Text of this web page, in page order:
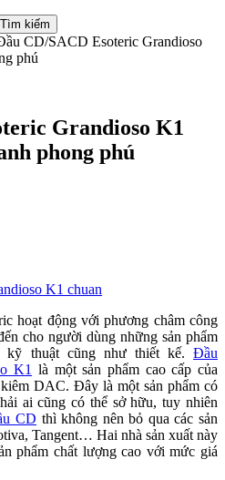
CD/SACD Esoteric Grandioso
phú
Grandioso K1
phong phú
hoạt động với phương châm công
cho người dùng những sản phẩm
kỹ thuật cũng như thiết kế. Đầu
K1 là một sản phẩm cao cấp của
DAC. Đây là một sản phẩm có
ai cũng có thể sở hữu, tuy nhiên
CD thì không nên bỏ qua các sản
Tangent… Hai nhà sản xuất này
phẩm chất lượng cao với mức giá